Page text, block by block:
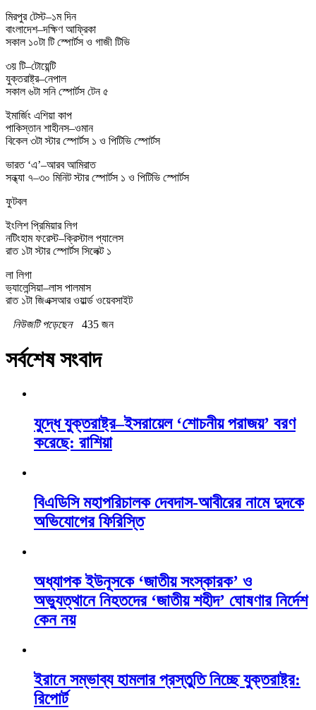
মিরপুর টেস্ট–১ম দিন
বাংলাদেশ–দক্ষিণ আফ্রিকা
সকাল ১০টা টি স্পোর্টস ও গাজী টিভি
৩য় টি–টোয়েন্টি
যুক্তরাষ্ট্র–নেপাল
সকাল ৬টা সনি স্পোর্টস টেন ৫
ইমার্জিং এশিয়া কাপ
পাকিস্তান শাহীনস–ওমান
বিকেল ৩টা স্টার স্পোর্টস ১ ও পিটিভি স্পোর্টস
ভারত ‘এ’–আরব আমিরাত
সন্ধ্যা ৭–৩০ মিনিট স্টার স্পোর্টস ১ ও পিটিভি স্পোর্টস
ফুটবল
ইংলিশ প্রিমিয়ার লিগ
নটিংহাম ফরেস্ট–ক্রিস্টাল প্যালেস
রাত ১টা স্টার স্পোর্টস সিলেক্ট ১
লা লিগা
ভ্যালেন্সিয়া–লাস পালমাস
রাত ১টা জিএক্সআর ওয়ার্ল্ড ওয়েবসাইট
নিউজটি পড়েছেন
435 জন
সর্বশেষ সংবাদ
যুদ্ধে যুক্তরাষ্ট্র–ইসরায়েল ‘শোচনীয় পরাজয়’ বরণ
করেছে: রাশিয়া
বিএডিসি মহাপরিচালক দেবদাস-আবীরের নামে দুদকে
অভিযোগের ফিরিস্তি
অধ্যাপক ইউনূসকে ‘জাতীয় সংস্কারক’ ও
অভ্যুত্থানে নিহতদের ‘জাতীয় শহীদ’ ঘোষণার নির্দেশ
কেন নয়
ইরানে সম্ভাব্য হামলার প্রস্তুতি নিচ্ছে যুক্তরাষ্ট্র:
রিপোর্ট